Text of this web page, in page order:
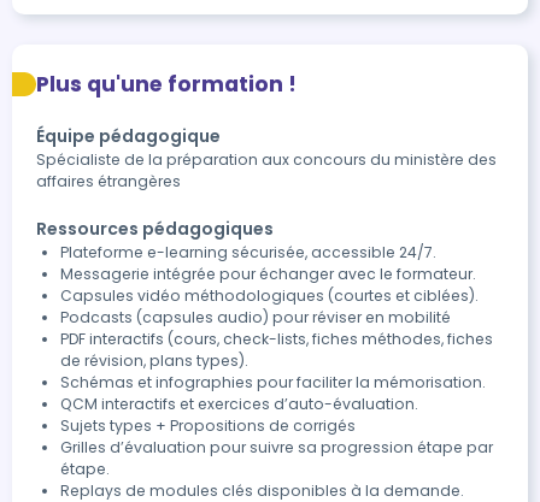
Plus qu'une formation !
Équipe pédagogique
Spécialiste de la préparation aux concours du ministère des
affaires étrangères
Ressources pédagogiques
Plateforme e-learning sécurisée, accessible 24/7.
Messagerie intégrée pour échanger avec le formateur.
Capsules vidéo méthodologiques (courtes et ciblées).
Podcasts (capsules audio) pour réviser en mobilité
PDF interactifs (cours, check-lists, fiches méthodes, fiches
de révision, plans types).
Schémas et infographies pour faciliter la mémorisation.
QCM interactifs et exercices d’auto-évaluation.
Sujets types + Propositions de corrigés
Grilles d’évaluation pour suivre sa progression étape par
étape.
Replays de modules clés disponibles à la demande.